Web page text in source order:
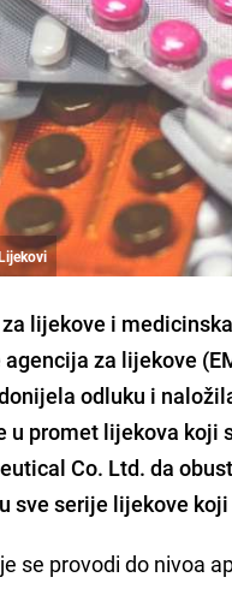
lijekove i
agencija za lijekove
odluku i
u promet lijekova koji
Co. Ltd. da
sve serije lijekove
se provodi do nivoa